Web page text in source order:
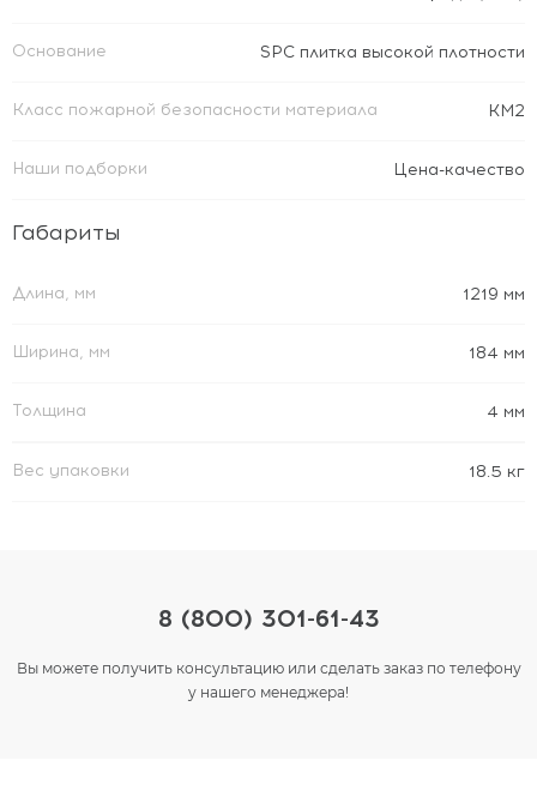
Основание SPC плитка высокой плотности
Класс пожарной безопасности материала КМ2
Наши подборки Цена-качество
Габариты
Длина, мм 1219 мм
Ширина, мм 184 мм
Толщина 4 мм
Вес упаковки 18.5 кг
8 (800) 301-61-43
Вы можете получить консультацию или сделать заказ по телефону
у нашего менеджера!